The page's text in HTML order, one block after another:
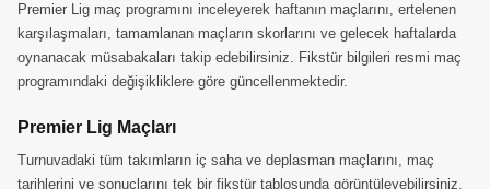
Premier Lig maç programını inceleyerek haftanın maçlarını, ertelenen
karşılaşmaları, tamamlanan maçların skorlarını ve gelecek haftalarda
oynanacak müsabakaları takip edebilirsiniz. Fikstür bilgileri resmi maç
programındaki değişikliklere göre güncellenmektedir.
Premier Lig Maçları
Turnuvadaki tüm takımların iç saha ve deplasman maçlarını, maç
tarihlerini ve sonuçlarını tek bir fikstür tablosunda görüntüleyebilirsiniz.